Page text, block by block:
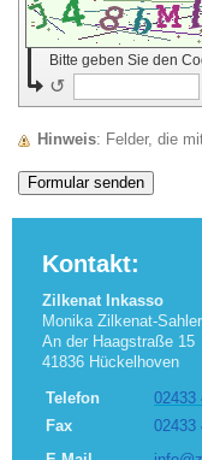
Bitte geben Sie den
↺
Hinweis : Felder, die
Kontakt:
Zilkenat Inkasso
Monika Zilkenat-Sahler
An der Haagstraße 15
41836 Hückelhoven
Telefon
02433
Fax
02433